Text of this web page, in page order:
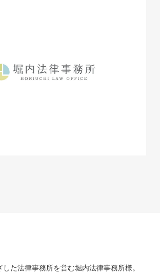
た法律事務所を営む堀内法律事務所様。